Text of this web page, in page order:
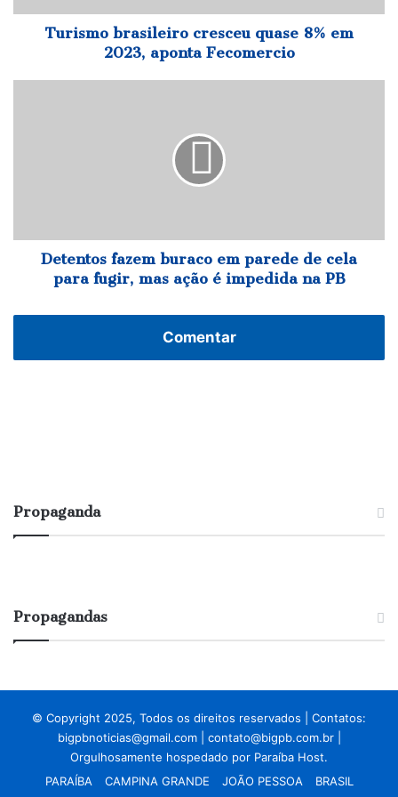
Fecomercio
Turismo brasileiro cresceu quase 8% em
2023, aponta Fecomercio
fugir,
impedida
Detentos fazem buraco em parede de cela
para fugir, mas ação é impedida na PB
Comentar
Propaganda
Propagandas
© Copyright 2025, Todos os direitos reservados | Contatos:
bigpbnoticias@gmail.com
contato@bigpb.com.br
Orgulhosamente hospedado por Paraíba Host.
PARAÍBA
CAMPINA GRANDE JOÃO PESSOA BRASIL